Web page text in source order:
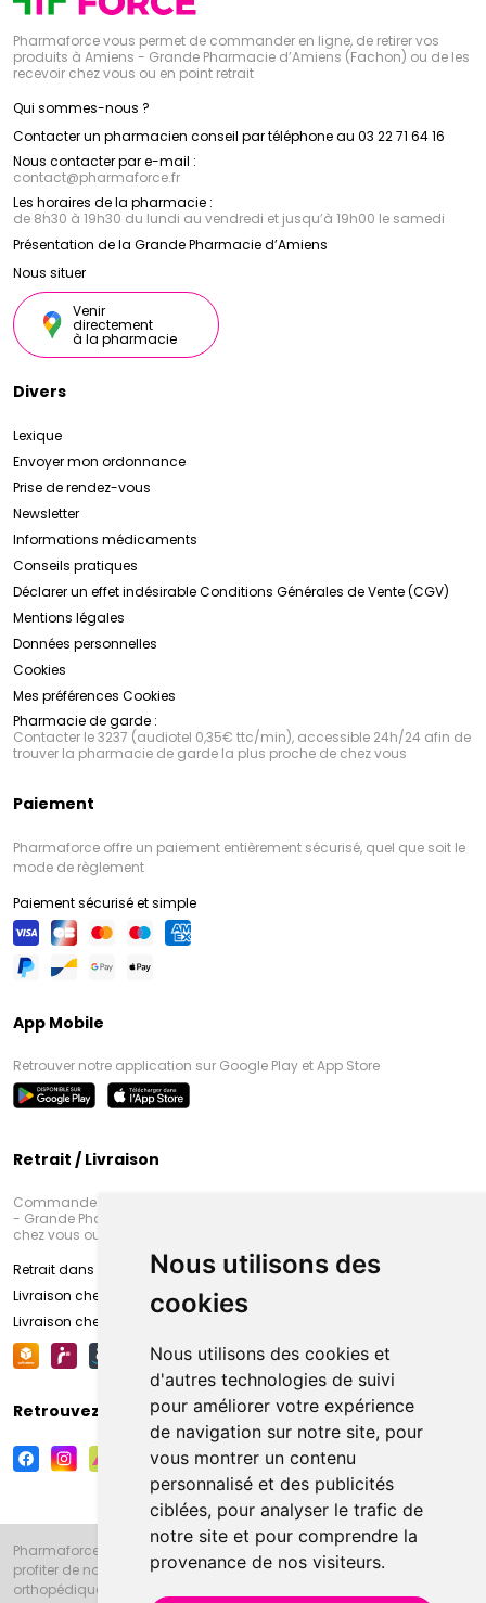
Nous utilisons des
cookies
Nous utilisons des cookies et
d'autres technologies de suivi
pour améliorer votre expérience
de navigation sur notre site, pour
vous montrer un contenu
personnalisé et des publicités
ciblées, pour analyser le trafic de
notre site et pour comprendre la
provenance de nos visiteurs.
Pharmaforce vous permet de commander en ligne, de retirer vos
produits à Amiens - Grande Pharmacie d’Amiens (Fachon) ou de les
recevoir chez vous ou en point retrait
Qui sommes-nous ?
Contacter un pharmacien conseil par téléphone au 03 22 71 64 16
Nous contacter par e-mail :
contact@pharmaforce.fr
Les horaires de la pharmacie :
de 8h30 à 19h30 du lundi au vendredi et jusqu’à 19h00 le samedi
Présentation de la Grande Pharmacie d’Amiens
Nous situer
Venir
directement
à la pharmacie
Divers
Lexique
Envoyer mon ordonnance
Prise de rendez-vous
Newsletter
Informations médicaments
Conseils pratiques
Déclarer un effet indésirableConditions Générales de Vente (CGV)
Mentions légales
Données personnelles
Cookies
Mes préférences Cookies
Pharmacie de garde :
Contacter le 3237 (audiotel 0,35€ ttc/min), accessible 24h/24 afin de
trouver la pharmacie de garde la plus proche de chez vous
Paiement
Pharmaforce offre un paiement entièrement sécurisé, quel que soit le
mode de règlement
Paiement sécurisé et simple
App Mobile
Retrouver notre application sur Google Play et App Store
Retrait / Livraison
Commandez en ligne et venez chercher votre commande à Amiens
- Grande Pharmacie d’Amiens (Fachon) ou recevez-là rapidement
chez vous ou en point retrait
Retrait dans la pharmacie d’Amiens
Livraison chez vous
Livraison chez votre commerçant
Retrouvez-nous sur vos réseaux sociaux
Pharmaforce.fr et la Grande Pharmacie d’Amiens vous souhaitent de
profiter de notre accueil, de nos conseils pharmaceutiques,
orthopédiques, homéopathiques, parapharmaceutiques, beauté et